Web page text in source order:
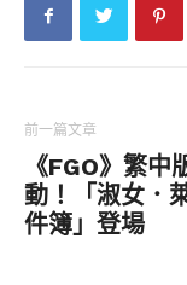
前一篇文章
《FGO》繁中
動！「淑女．
件簿」登場